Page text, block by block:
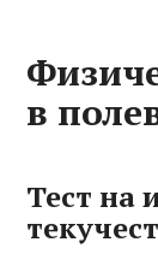
в
Тест на